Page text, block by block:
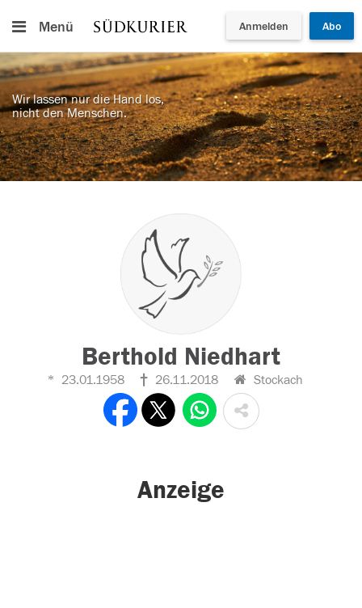
Menü Anmelden Abo
Wir lassen nur die Hand los,
nicht den Menschen.
Berthold Niedhart
23.01.1958 26.11.2018 Stockach
Anzeige